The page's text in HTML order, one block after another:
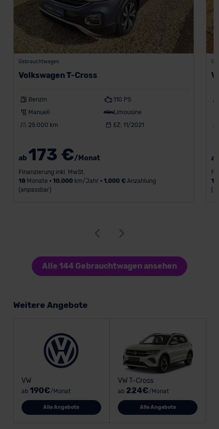
Gebrauchtwagen
Volkswagen T-Cross
Benzin
110 PS
Manuell
Limousine
25.000 km
EZ: 11/2021
ab 173 €/Monat
Finanzierung inkl. MwSt.
18Monate • 10.000km/Jahr • 1.000 €Anzahlung
(anpassbar)
18
Alle 144 Gebrauchtwagen ansehen
Weitere Angebote
VW
ab 190€/Monat
Alle Angebote
VW T-Cross
ab 224€/Monat
Alle Angebote